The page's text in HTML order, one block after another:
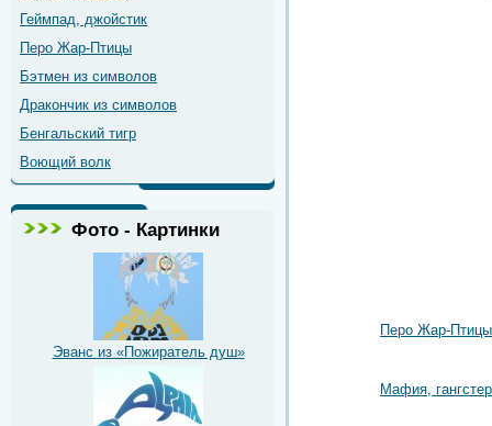
Геймпад, джойстик
Перо Жар-Птицы
Бэтмен из символов
Дракончик из символов
Бенгальский тигр
Воющий волк
Фото - Картинки
Эванс из «Пожиратель душ»
Перо Жар-Птицы
Мафия, гангстер